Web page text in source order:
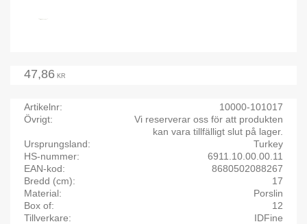
47,86 KR
Artikelnr
10000-101017
Övrigt
Vi reserverar oss för att produkten
kan vara tillfälligt slut på lager.
Ursprungsland
Turkey
HS-nummer
6911.10.00.00.11
EAN-kod
8680502088267
Bredd (cm)
17
Material
Porslin
Box of
12
Tillverkare
IDFine